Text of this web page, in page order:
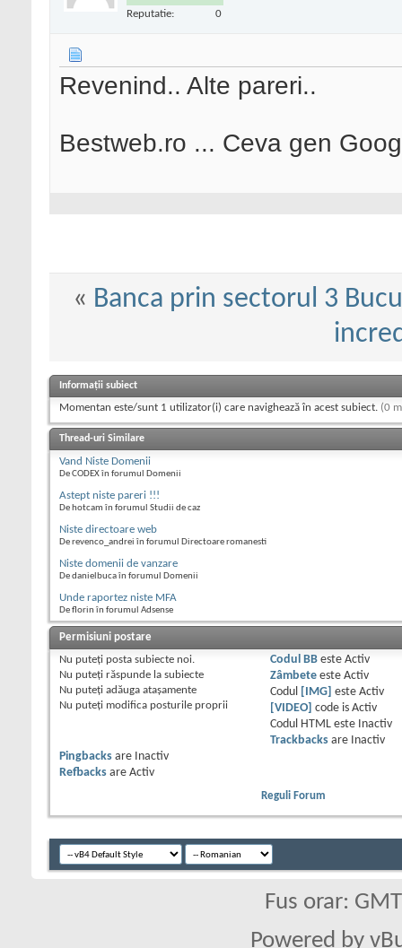
Reputatie: 0
Revenind.. Alte pareri..
Bestweb.ro ... Ceva gen
« Banca prin sectorul 3
Informații subiect
Momentan este/sunt 1 utilizator(i) care navighează în acest subiect. (0
Thread-uri Similare
Vand Niste Domenii
De CODEX în forumul Domenii
Astept niste pareri !!!
De hotcam în forumul Studii de caz
Niste directoare web
De revenco_andrei în forumul Directoare romanesti
Niste domenii de vanzare
De danielbuca în forumul Domenii
Unde raportez niste MFA
De florin în forumul Adsense
Permisiuni postare
Nu puteţi posta subiecte noi.
Nu puteţi răspunde la subiecte
Nu puteţi adăuga ataşamente
Nu puteţi modifica posturile proprii
Codul BBeste Activ
Zâmbeteeste Activ
Codul
[IMG] este Activ
[VIDEO] code is Activ
Codul HTML este
Inactiv
Trackbacksare
Inactiv
Pingbacks are
Inactiv
Refbacks are Activ
Reguli Forum
Fus orar:
Powered by